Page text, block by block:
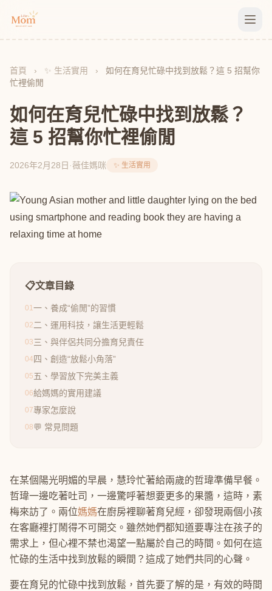
首頁 › ✨ 生活實用 ›
如何在育兒忙碌中找到放鬆？這 5 招幫你
忙裡偷閒
如何在育兒忙碌中找到放鬆？
這 5 招幫你忙裡偷閒
2026年2月28日 ·薇佳媽咪 ✨ 生活實用
📋文章目錄
01一、養成“偷閒”的習慣
02 二、運用科技，讓生活更輕鬆
03三、與伴侶共同分擔育兒責任
04 四、創造“放鬆小角落”
05五、學習放下完美主義
06給媽媽的實用建議
07專家怎麼說
08💬 常見問題
在某個陽光明媚的早晨，慧玲忙著給兩歲的哲瑋準備早餐。
哲瑋一邊吃著吐司，一邊驚呼著想要更多的果醬，這時，素
梅來訪了。兩位媽媽在廚房裡聊著育兒經，卻發現兩個小孩
在客廳裡打鬧得不可開交。雖然她們都知道要專注在孩子的
需求上，但心裡不禁也渴望一點屬於自己的時間。如何在這
忙碌的生活中找到放鬆的瞬間？這成了她們共同的心聲。
要在育兒的忙碌中找到放鬆，首先要了解的是，有效的時間